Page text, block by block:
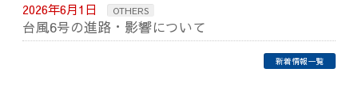
2026年6月1日 OTHERS
台風6号の進路・影響について
新着情報一覧